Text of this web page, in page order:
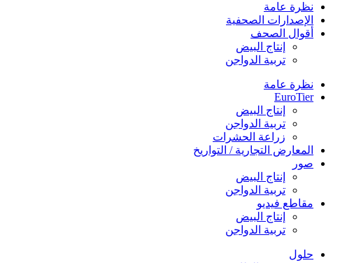
نظرة عامة
الإصدارات الصحفية
أقوال الصحف
إنتاج البيض
تربية الدواجن
نظرة عامة
EuroTier
إنتاج البيض
تربية الدواجن
زراعة الحشرات
المعارض التجارية / التواريخ
صور
إنتاج البيض
تربية الدواجن
مقاطع فيديو
إنتاج البيض
تربية الدواجن
حلول